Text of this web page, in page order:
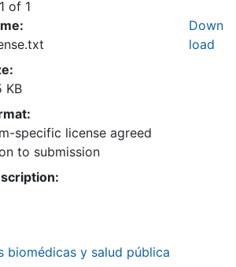
of 1
KB
specific license agreed
to submission
Down
load
biomédicas y salud pública